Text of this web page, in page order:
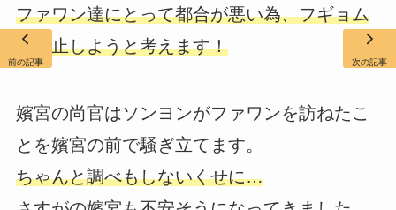
ファワン達にとって都合が悪い為、フギョム
は阻止しようと考えます！
嬪宮の尚官はソンヨンがファワンを訪ねたこ
とを嬪宮の前で騒ぎ立てます。
ちゃんと調べもしないくせに…
前の記事 次の記事